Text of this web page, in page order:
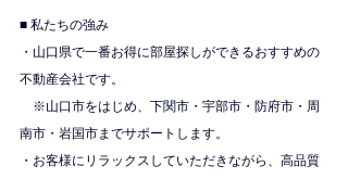
■ 私たちの強み
・山口県で一番お得に部屋探しができるおすすめの
不動産会社です。
※山口市をはじめ、下関市・宇部市・防府市・周
南市・岩国市までサポートします。
・お客様にリラックスしていただきながら、高品質